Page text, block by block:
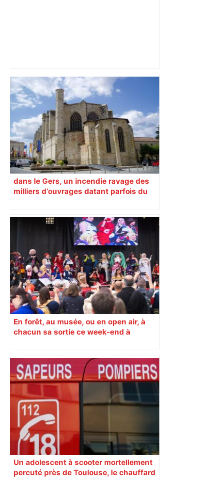
Le trafic de drogue empoisonnait un
quartier du centre de Toulouse, un
campement démantelé par une
centaine de policiers – Actu.fr
dans le Gers, un incendie ravage des
milliers d’ouvrages datant parfois du
En forêt, au musée, ou en open air, à
chacun sa sortie ce week-end à
Un adolescent à scooter mortellement
percuté près de Toulouse, le chauffard